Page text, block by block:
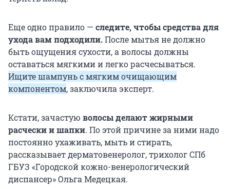
Еще одно правило — следите, чтобы средства для
ухода вам подходили.После мытья не должно
быть ощущения сухости, а волосы должны
оставаться мягкими и легко расчесываться.
Ищите шампунь с мягким очищающим
компонентом, заключила эксперт.
Кстати, зачастую волосы делают жирными
расчески и шапки. По этой причине за ними надо
постоянно ухаживать, мыть и стирать,
рассказывает дерматовенеролог, трихолог СПб
ГБУЗ «Городской кожно-венерологический
диспансер» Ольга Медецкая.